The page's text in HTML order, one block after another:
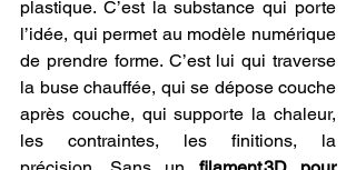
plastique. C’est la substance qui porte
l’idée, qui permet au modèle numérique
de prendre forme. C’est lui qui traverse
la buse chauffée, qui se dépose couche
après couche, qui supporte la chaleur,
les contraintes, les finitions, la